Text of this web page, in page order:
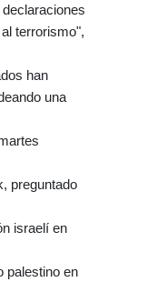
terrorismo",
han
una
preguntado
israelí en
palestino en